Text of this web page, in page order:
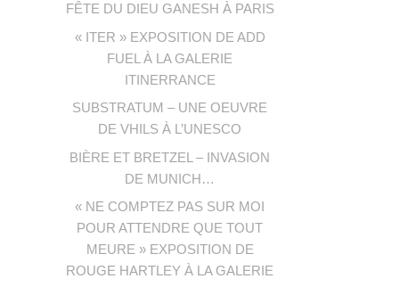
FÊTE DU DIEU GANESH À PARIS
« ITER » EXPOSITION DE ADD
FUEL À LA GALERIE
ITINERRANCE
SUBSTRATUM – UNE OEUVRE
DE VHILS À L’UNESCO
BIÈRE ET BRETZEL – INVASION
DE MUNICH…
« NE COMPTEZ PAS SUR MOI
POUR ATTENDRE QUE TOUT
MEURE » EXPOSITION DE
ROUGE HARTLEY À LA GALERIE